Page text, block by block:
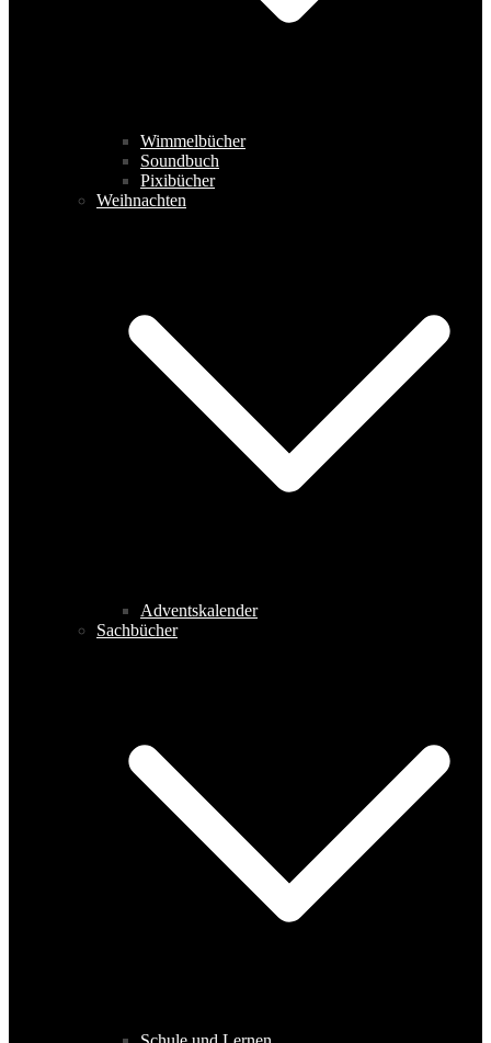
Wimmelbücher
Soundbuch
Pixibücher
Weihnachten
Adventskalender
Sachbücher